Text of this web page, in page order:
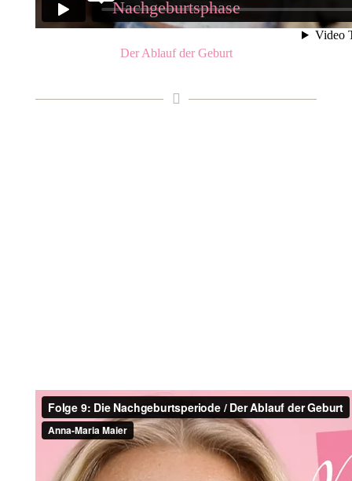
Nachgeburtsphase
Der Ablauf der Geburt